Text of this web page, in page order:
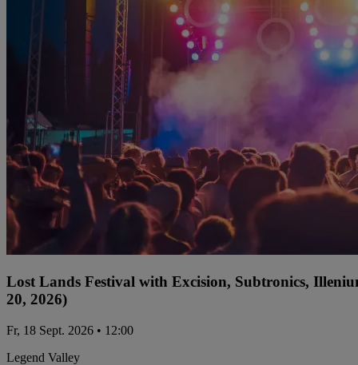
Lost Lands Festival with Excision, Subtronics,
20, 2026)
Fr, 18 Sept. 2026 • 12:00
Legend Valley